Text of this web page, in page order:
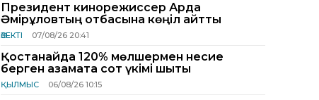
Президент кинорежиссер Ардақ
Әмірқұловтың отбасына көңіл айтты
ӨЗЕКТІ 07/08/26 20:41
Қостанайда 120% мөлшермен несие
берген азаматқа сот үкімі шықты
ҚЫЛМЫС 06/08/26 10:15